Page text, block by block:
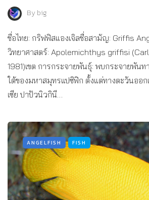
Bybig
ชื่อไทย: กริฟฟิสแองเจิลชื่อสามัญ: Griffis
วิทยาศาสตร์: Apolemichthys griffisi
1981)เขต การกระจายพันธุ์: พบกระจายพัน
ใต้ของมหาสมุทรแปซิฟิก ตั้งแต่ทางตะวันออก
เซีย ปาปัวนิวกินี…
ANGELFISH FISH